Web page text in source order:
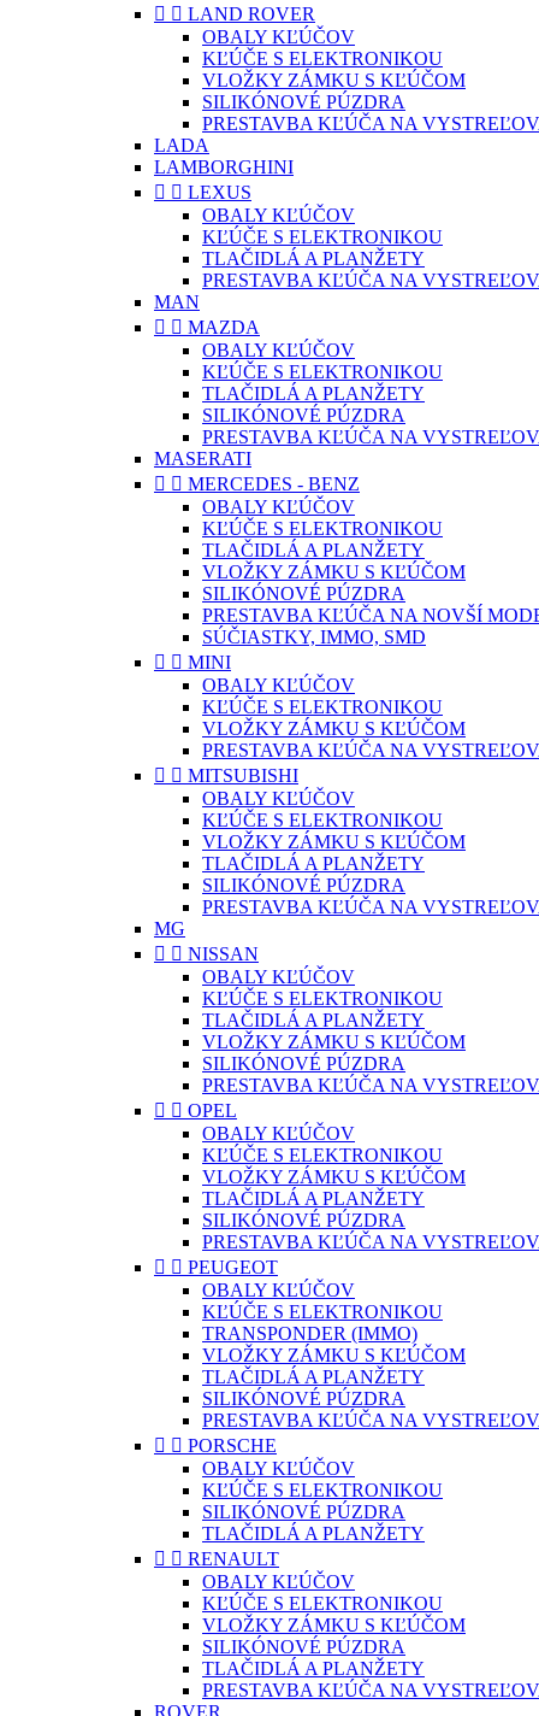
  LAND ROVER
OBALY KĽÚČOV
KĽÚČE S ELEKTRONIKOU
VLOŽKY ZÁMKU S KĽÚČOM
SILIKÓNOVÉ PÚZDRA
PRESTAVBA KĽÚČA NA
LADA
LAMBORGHINI
  LEXUS
OBALY KĽÚČOV
KĽÚČE S ELEKTRONIKOU
TLAČIDLÁ A PLANŽETY
PRESTAVBA KĽÚČA NA
MAN
  MAZDA
OBALY KĽÚČOV
KĽÚČE S ELEKTRONIKOU
TLAČIDLÁ A PLANŽETY
SILIKÓNOVÉ PÚZDRA
PRESTAVBA KĽÚČA NA
MASERATI
  MERCEDES - BENZ
OBALY KĽÚČOV
KĽÚČE S ELEKTRONIKOU
TLAČIDLÁ A PLANŽETY
VLOŽKY ZÁMKU S KĽÚČOM
SILIKÓNOVÉ PÚZDRA
PRESTAVBA KĽÚČA NA NOVŠÍ
SÚČIASTKY, IMMO, SMD
  MINI
OBALY KĽÚČOV
KĽÚČE S ELEKTRONIKOU
VLOŽKY ZÁMKU S KĽÚČOM
PRESTAVBA KĽÚČA NA
  MITSUBISHI
OBALY KĽÚČOV
KĽÚČE S ELEKTRONIKOU
VLOŽKY ZÁMKU S KĽÚČOM
TLAČIDLÁ A PLANŽETY
SILIKÓNOVÉ PÚZDRA
PRESTAVBA KĽÚČA NA
MG
  NISSAN
OBALY KĽÚČOV
KĽÚČE S ELEKTRONIKOU
TLAČIDLÁ A PLANŽETY
VLOŽKY ZÁMKU S KĽÚČOM
SILIKÓNOVÉ PÚZDRA
PRESTAVBA KĽÚČA NA
  OPEL
OBALY KĽÚČOV
KĽÚČE S ELEKTRONIKOU
VLOŽKY ZÁMKU S KĽÚČOM
TLAČIDLÁ A PLANŽETY
SILIKÓNOVÉ PÚZDRA
PRESTAVBA KĽÚČA NA
  PEUGEOT
OBALY KĽÚČOV
KĽÚČE S ELEKTRONIKOU
TRANSPONDER (IMMO)
VLOŽKY ZÁMKU S KĽÚČOM
TLAČIDLÁ A PLANŽETY
SILIKÓNOVÉ PÚZDRA
PRESTAVBA KĽÚČA NA
  PORSCHE
OBALY KĽÚČOV
KĽÚČE S ELEKTRONIKOU
SILIKÓNOVÉ PÚZDRA
TLAČIDLÁ A PLANŽETY
  RENAULT
OBALY KĽÚČOV
KĽÚČE S ELEKTRONIKOU
VLOŽKY ZÁMKU S KĽÚČOM
SILIKÓNOVÉ PÚZDRA
TLAČIDLÁ A PLANŽETY
PRESTAVBA KĽÚČA NA
ROVER